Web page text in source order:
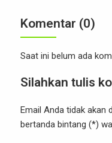
Komentar (0)
Saat ini belum ada
Silahkan tulis
Email Anda tidak akan
bertanda bintang (*)